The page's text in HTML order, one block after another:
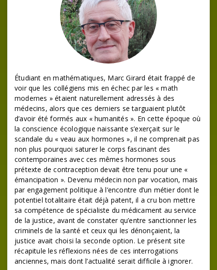
Étudiant en mathématiques, Marc Girard était frappé de
voir que les collégiens mis en échec par les « math
modernes » étaient naturellement adressés à des
médecins, alors que ces derniers se targuaient plutôt
d’avoir été formés aux « humanités ». En cette époque où
la conscience écologique naissante s’exerçait sur le
scandale du « veau aux hormones », il ne comprenait pas
non plus pourquoi saturer le corps fascinant des
contemporaines avec ces mêmes hormones sous
prétexte de contraception devait être tenu pour une «
émancipation ». Devenu médecin non par vocation, mais
par engagement politique à l’encontre d’un métier dont le
potentiel totalitaire était déjà patent, il a cru bon mettre
sa compétence de spécialiste du médicament au service
de la justice, avant de constater qu’entre sanctionner les
criminels de la santé et ceux qui les dénonçaient, la
justice avait choisi la seconde option. Le présent site
récapitule les réflexions nées de ces interrogations
anciennes, mais dont l’actualité serait difficile à ignorer.